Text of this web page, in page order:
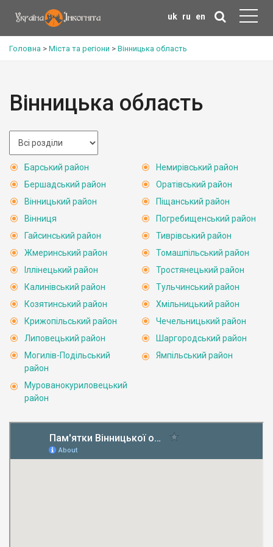
uk ru en
Головна > Міста та регіони > Вінницька область
Вінницька область
Барський район
Бершадський район
Вінницький район
Вінниця
Гайсинський район
Жмеринський район
Іллінецький район
Калинівський район
Козятинський район
Крижопільський район
Липовецький район
Могилів-Подільський
район
Мурованокуриловецький
район
Немирівський район
Оратівський район
Піщанський район
Погребищенський район
Тиврівський район
Томашпільський район
Тростянецький район
Тульчинський район
Хмільницький район
Чечельницький район
Шаргородський район
Ямпільський район